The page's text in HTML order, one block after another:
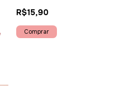
R$15,90